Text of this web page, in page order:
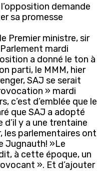
demande
sa promesse
Premier ministre, sir
mardi
a donné le ton à
parti, le MMM, hier
SAJ se serait
» mardi
c’est d’emblée que le
que SAJ a adopté
y a une trentaine
les parlementaires ont
Jugnauth! »Le
à cette époque, un
». Et d’ajouter